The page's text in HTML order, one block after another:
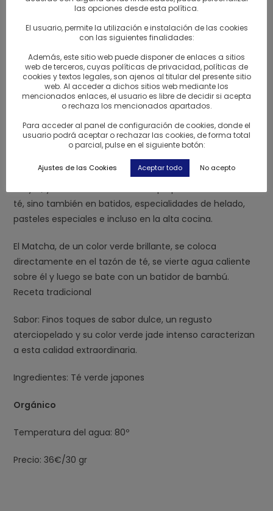
Song. En el año 1191, el monje budista Eisai trajo el té
molido al Japón, con la introducción del budismo (Zen).
Con el tiempo, el té molido fue desapareciendo en la
China, sin embargo arraigó en Japón gracias a las
costumbres de los monasterios budistas. Más tarde, las
clases altas de la sociedad japonesa adoptaron este té,
entre los siglos XIV y XVI. Pero en el siglo XVIII se extendió
la cultura del té también a las capas inferiores de la
sociedad. Hoy en día se emplea en la Ceremonia del té
Japones. El Matcha goza de una popularidad cada vez
té, sino también en batidos, especialidades de helado,
pasteles especiales e incluso en la alta cocina.
El Matcha, de un color verde brillante, se coloca
directamente en el tazón de té, se vierte agua caliente
sobre él y luego se bate con un batidor de bambú.
Receta tradicional
Sabor: Finos toques de sabor dulce, un regusto
aterciopelado y su color verde jade intenso caracterizan
a esta calidad extraordinaria.
Ingredientes: Té verde japones
Orgánico
Temperatura del agua: 80º
Precio: 36€/30 gr
las opciones desde esta política.
El usuario, permite la utilización e instalación de las cookies
con las siguientes finalidades:
Además, este sitio web puede disponer de enlaces a sitios
web de terceros, cuyas políticas de privacidad, políticas de
cookies y textos legales, son ajenos al titular del presente sitio
web. Al acceder a dichos sitios web mediante los
mencionados enlaces, el usuario es libre de decidir si acepta
o rechaza los mencionados apartados.
Para acceder al panel de configuración de cookies, donde el
usuario podrá aceptar o rechazar las cookies, de forma total
o parcial, pulse en el siguiente botón:
Ajustes de las Cookies Aceptar todo No acepto